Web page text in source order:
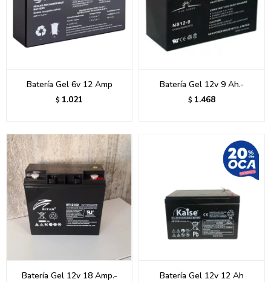
Batería Gel 6v 12 Amp
$ 1.021
Batería Gel 12v 9 Ah.-
$ 1.468
Batería Gel 12v 18 Amp.- Batería Gel 12v 12 Ah